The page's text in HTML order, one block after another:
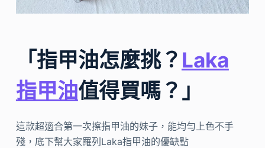
「指甲油怎麼挑？ Laka
指甲油值得買嗎？」
這款超適合第一次擦指甲油的妹子，能均勻上色不手
殘，底下幫大家羅列Laka指甲油的優缺點